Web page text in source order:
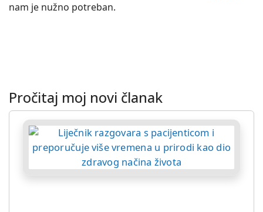
nam je nužno potreban.
Pročitaj moj novi članak